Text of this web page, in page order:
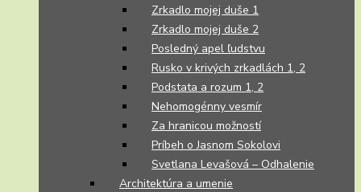
Zrkadlo mojej duše 1
Zrkadlo mojej duše 2
Posledný apel ľudstvu
Rusko v krivých zrkadlách 1, 2
Podstata a rozum 1, 2
Nehomogénny vesmír
Za hranicou možností
Príbeh o Jasnom Sokolovi
Svetlana Levašová – Odhalenie
Architektúra a umenie